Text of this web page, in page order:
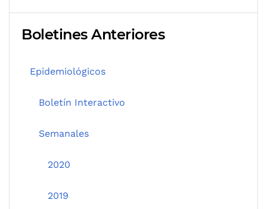
Boletines Anteriores
Epidemiológicos
Boletín Interactivo
Semanales
2020
2019